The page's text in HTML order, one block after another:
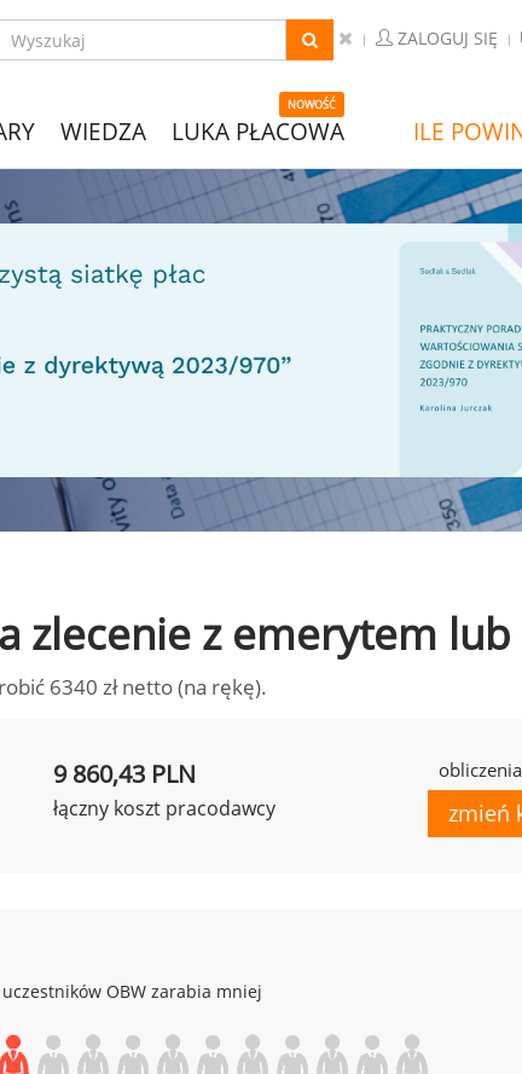
ZALOGUJ SIĘ
WIEDZA
NOWOŚĆ
LUKA PŁACOWA ILE
zlecenie z emerytem
6340 zł netto (na rękę).
9 860,43 PLN
łączny koszt pracodawcy zmień
uczestników OBW zarabia mniej